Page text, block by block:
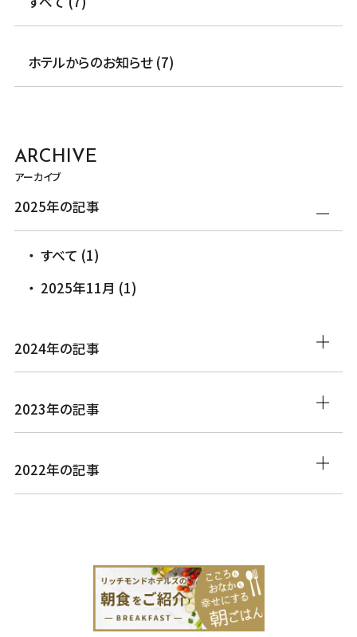
ホテルからのお知らせ (7)
ARCHIVE
アーカイブ
2025年の記事
すべて (1)
2025年11月 (1)
2024年の記事
2023年の記事
2022年の記事